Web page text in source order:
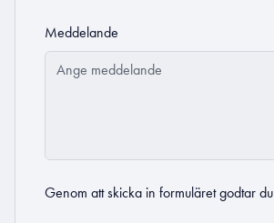
Meddelande
Genom att skicka in formuläret godtar du